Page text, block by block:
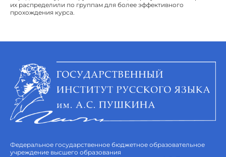
их распределили по группам для более эффективного
прохождения курса.
Федеральное государственное бюджетное образовательное
учреждение высшего образования